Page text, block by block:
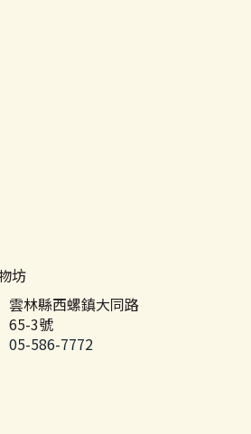
坊
雲林縣西螺鎮大同路
65-3號
05-586-7772